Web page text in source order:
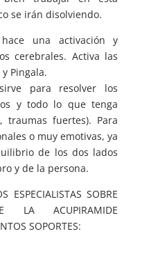
se irán disolviendo.
una activación y
cerebrales. Activa las
Pingala.
para resolver los
y todo lo que tenga
traumas fuertes). Para
o muy emotivas, ya
de los dos lados
y de la persona.
ESPECIALISTAS SOBRE
LA ACUPIRAMIDE
SOPORTES: